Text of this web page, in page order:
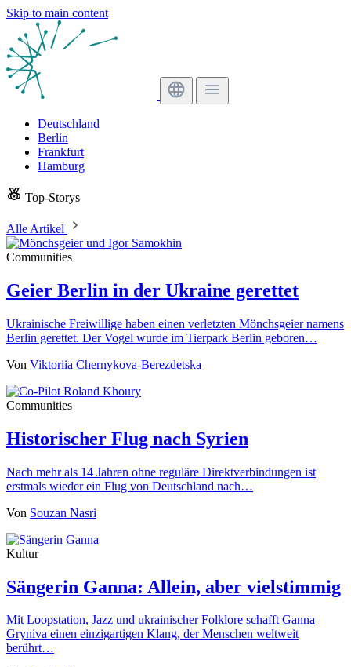
Skip to main content
Deutschland
Berlin
Frankfurt
Hamburg
Top-Storys
Alle Artikel
Communities
Geier Berlin in der Ukraine gerettet
Ukrainische Freiwillige haben einen verletzten Mönchsgeier namens
Berlin gerettet. Der Vogel wurde im Tierpark Berlin geboren…
Von Viktoriia Chernykova-Berezdetska
Communities
Historischer Flug nach Syrien
Nach mehr als 14 Jahren ohne reguläre Direktverbindungen ist
erstmals wieder ein Flug von Deutschland nach…
Von Souzan Nasri
Kultur
Sängerin Ganna: Allein, aber vielstimmig
Mit Loopstation, Jazz und ukrainischer Folklore schafft Ganna
Gryniva einen einzigartigen Klang, der Menschen weltweit
berührt…